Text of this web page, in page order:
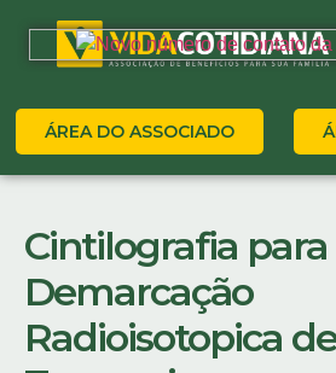
ÁREA DO ASSOCIADO
Cintilografia para
Demarcação
Radioisotopica